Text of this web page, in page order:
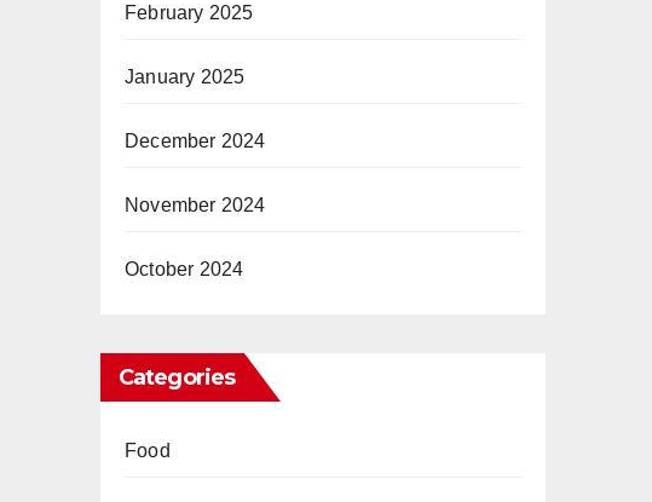
February 2025
January 2025
December 2024
November 2024
October 2024
Categories
Food